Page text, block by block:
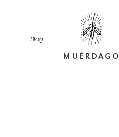
Blog
MUÉRDAGO